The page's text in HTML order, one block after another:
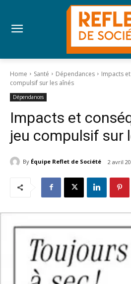
Home Santé Dépendances
Impacts
compulsif sur les aînés
Dépendances
Impacts et
jeu compulsif sur
By Équipe Reflet de Société 2 avril